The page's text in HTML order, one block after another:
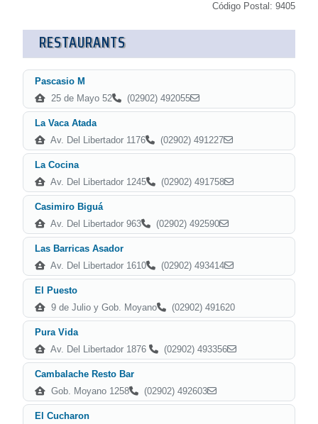
Código Postal: 9405
RESTAURANTS
Pascasio M
25 de Mayo 52
(02902) 492055
La Vaca Atada
Av. Del Libertador 1176
(02902) 491227
La Cocina
Av. Del Libertador 1245
(02902) 491758
Casimiro Biguá
Av. Del Libertador 963
(02902) 492590
Las Barricas Asador
Av. Del Libertador 1610
(02902) 493414
El Puesto
9 de Julio y Gob. Moyano
(02902) 491620
Pura Vida
Av. Del Libertador 1876
(02902) 493356
Cambalache Resto Bar
Gob. Moyano 1258
(02902) 492603
El Cucharon